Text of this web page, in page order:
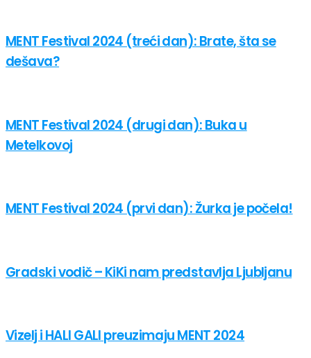
MENT Festival 2024 (treći dan): Brate, šta se
dešava?
MENT Festival 2024 (drugi dan): Buka u
Metelkovoj
MENT Festival 2024 (prvi dan): Žurka je počela!
Gradski vodič – KiKi nam predstavlja Ljubljanu
Vizelj i HALI GALI preuzimaju MENT 2024